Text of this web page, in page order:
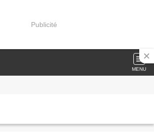
Publicité
MENU